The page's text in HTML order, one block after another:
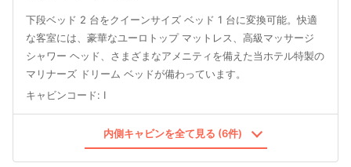
下段ベッド 2 台をクイーンサイズ ベッド 1 台に変換可能。快適
な客室には、豪華なユーロトップ マットレス、高級マッサージ
シャワー ヘッド、さまざまなアメニティを備えた当ホテル特製の
マリナーズ ドリーム ベッドが備わっています。
キャビンコード: I
内側キャビンを全て見る (6件)